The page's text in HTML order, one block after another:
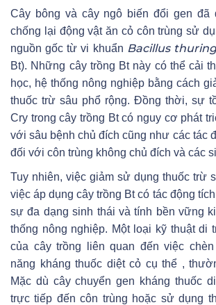
Cây bông và cây ngô biến đổi gen đã
chống lại động vật ăn cỏ côn trùng sử
nguồn gốc từ vi khuẩn Bacillus
Bt). Những cây trồng Bt này có thể cải
học, hệ thống nông nghiệp bằng cách
thuốc trừ sâu phổ rộng. Đồng thời, sự
Cry trong cây trồng Bt có nguy cơ phát
với sâu bệnh chủ đích cũng như các tác
đối với côn trùng không chủ đích và các
Tuy nhiên, việc giảm sử dụng thuốc trừ
việc áp dụng cây trồng Bt có tác động
sự đa dạng sinh thái và tính bền vững
thống nông nghiệp. Một loại kỹ thuật di
của cây trồng liên quan đến việc
năng kháng thuốc diệt cỏ cụ thể ,
Mặc dù cây chuyển gen kháng thuốc
trực tiếp đến côn trùng hoặc sử dụng